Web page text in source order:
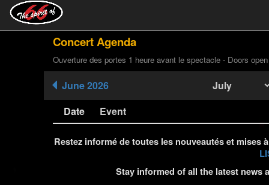
Concert Agenda
Ouverture des portes 1 heure avant le spectacle - Doors
June 2026
Date
Event
Restez informé de toutes les nouveautés et
Stay informed of all the latest news